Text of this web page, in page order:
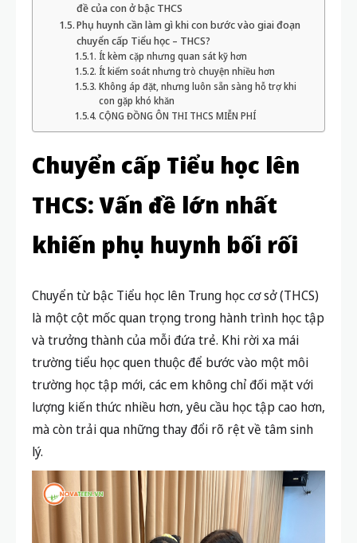
đề của con ở bậc THCS
Phụ huynh cần làm gì khi con bước vào giai đoạn
chuyển cấp Tiểu học – THCS?
Ít kèm cặp nhưng quan sát kỹ hơn
Ít kiểm soát nhưng trò chuyện nhiều hơn
Không áp đặt, nhưng luôn sẵn sàng hỗ trợ khi
con gặp khó khăn
CỘNG ĐỒNG ÔN THI THCS MIỄN PHÍ
Chuyển cấp Tiểu học lên
THCS: Vấn đề lớn nhất
khiến phụ huynh bối rối
Chuyển từ bậc Tiểu học lên Trung học cơ sở (THCS)
là một cột mốc quan trọng trong hành trình học tập
và trưởng thành của mỗi đứa trẻ. Khi rời xa mái
trường tiểu học quen thuộc để bước vào một môi
trường học tập mới, các em không chỉ đối mặt với
lượng kiến thức nhiều hơn, yêu cầu học tập cao hơn,
mà còn trải qua những thay đổi rõ rệt về tâm sinh
lý.